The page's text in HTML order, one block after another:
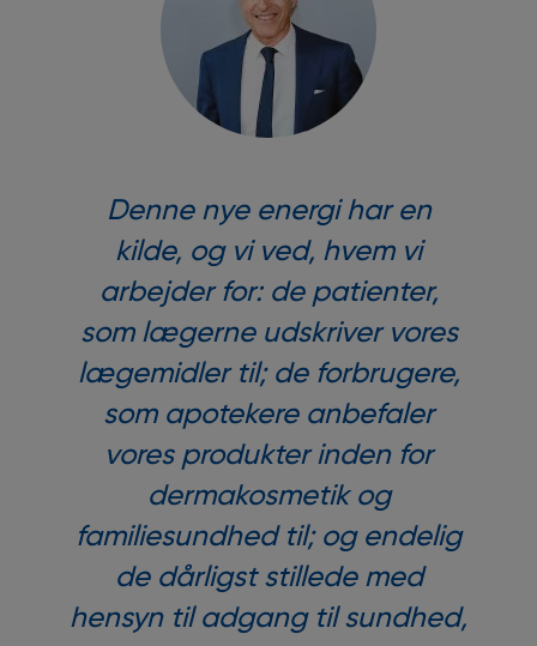
Denne nye energi har en
kilde, og vi ved, hvem vi
arbejder for: de patienter,
som lægerne udskriver vores
lægemidler til; de forbrugere,
som apotekere anbefaler
vores produkter inden for
dermakosmetik og
familiesundhed til; og endelig
de dårligst stillede med
hensyn til adgang til sundhed,